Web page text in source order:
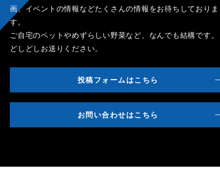
画、イベントの情報などたくさんの情報をお待ちしておりま
す。
ご自宅のペットやめずらしい野菜など、なんでも結構です。
どしどしお送りください。
投稿フォームはこちら
お問い合わせはこちら